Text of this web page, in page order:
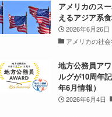
アメリカのス
えるアジア系
2026年6月26日
アメリカの社
地方公務員ア
ルグが10周年
年6月情報）
2026年6月4日